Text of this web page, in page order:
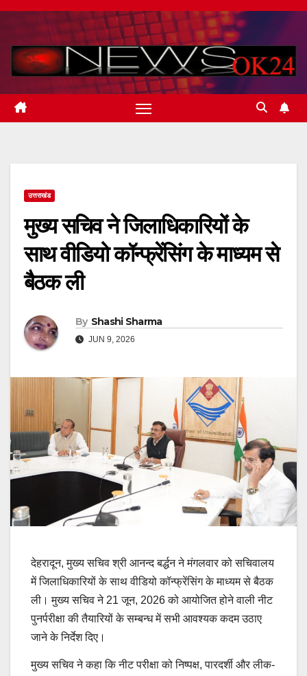
Skip
content
उत्तराखंड
मुख्य सचिव ने जिलाधिकारियों के
साथ वीडियो कॉन्फ्रेंसिंग के माध्यम से
बैठक ली
By Shashi Sharma
JUN 9, 2026
देहरादून, मुख्य सचिव श्री आनन्द बर्द्धन ने मंगलवार को सचिवालय
में जिलाधिकारियों के साथ वीडियो कॉन्फ्रेंसिंग के माध्यम से बैठक
ली। मुख्य सचिव ने 21 जून, 2026 को आयोजित होने वाली नीट
पुनर्परीक्षा की तैयारियों के सम्बन्ध में सभी आवश्यक कदम उठाए
जाने के निर्देश दिए।
मुख्य सचिव ने कहा कि नीट परीक्षा को निष्पक्ष, पारदर्शी और लीक-